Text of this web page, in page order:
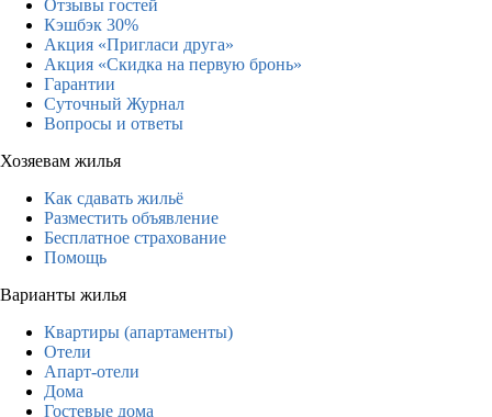
Отзывы гостей
Кэшбэк 30%
Акция «Пригласи друга»
Акция «Скидка на первую бронь»
Гарантии
Суточный Журнал
Вопросы и ответы
Хозяевам жилья
Как сдавать жильё
Разместить объявление
Бесплатное страхование
Помощь
Варианты жилья
Квартиры (апартаменты)
Отели
Апарт-отели
Дома
Гостевые дома